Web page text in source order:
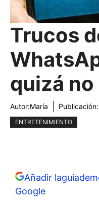
Trucos
quizá
Autor:María Publicación:
ENTRETENIMIENTO
Añadir
Google